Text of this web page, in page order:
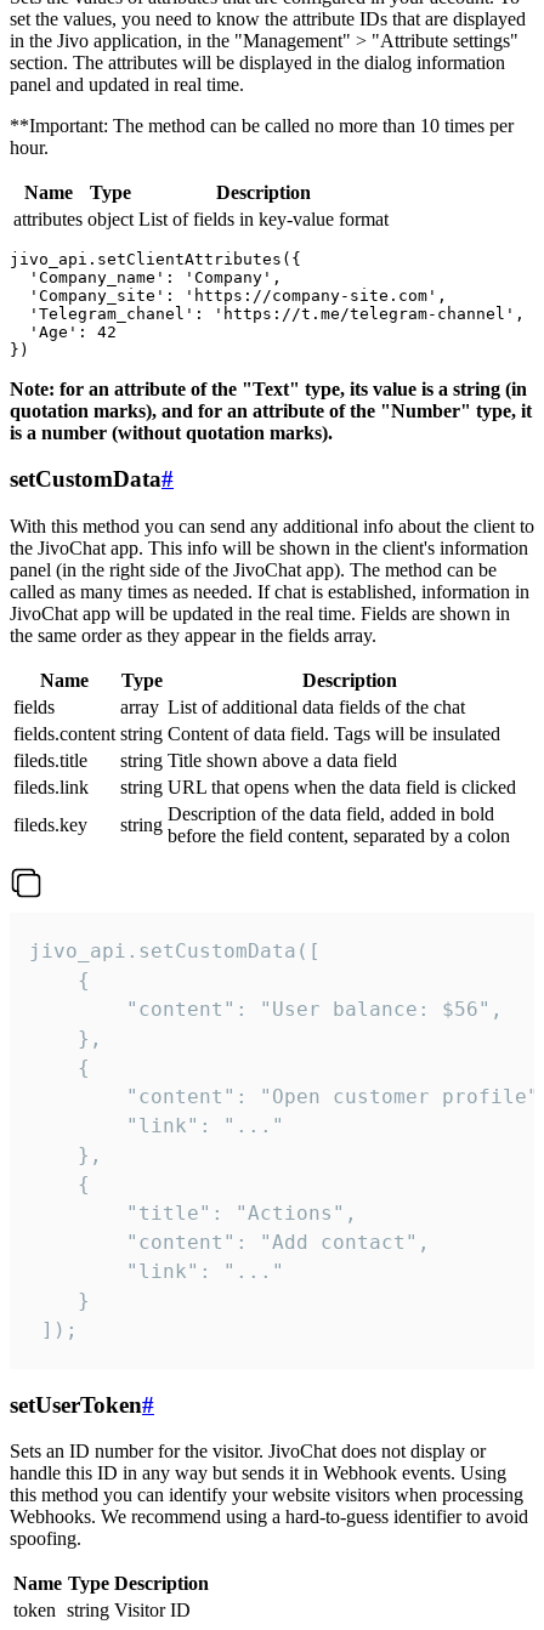
set the values, you need to know the attribute IDs that are displayed
in the Jivo application, in the "Management" > "Attribute settings"
section. The attributes will be displayed in the dialog information
panel and updated in real time.
**Important: The method can be called no more than 10 times per
hour.
Name Type
Description
attributes object List of fields in key-value format
jivo_api.setClientAttributes({
  'Company_name': 'Company',
  'Company_site': 'https://company-site.com',
  'Telegram_chanel': 'https://t.me/telegram-channel',
  'Age': 42
Note: for an attribute of the "Text" type, its value is a string (in
quotation marks), and for an attribute of the "Number" type, it
is a number (without quotation marks).
setCustomData#
With this method you can send any additional info about the client to
the JivoChat app. This info will be shown in the client's information
panel (in the right side of the JivoChat app). The method can be
called as many times as needed. If chat is established, information in
JivoChat app will be updated in the real time. Fields are shown in
the same order as they appear in the fields array.
Name Type
Description
fields
array List of additional data fields of the chat
fields.content string Content of data field. Tags will be insulated
fileds.title
string Title shown above a data field
fileds.link
string URL that opens when the data field is clicked
fileds.key
string
Description of the data field, added in bold
before the field content, separated by a colon
jivo_api.setCustomData([
    {
        "content": "User balance: $56",
    },
    {
"content": "Open customer
        "link": "..."
    },
    {
        "title": "Actions",
        "content": "Add contact",
        "link": "..."
    }
]);
setUserToken#
Sets an ID number for the visitor. JivoChat does not display or
handle this ID in any way but sends it in Webhook events. Using
this method you can identify your website visitors when processing
Webhooks. We recommend using a hard-to-guess identifier to avoid
spoofing.
Name Type Description
token string Visitor ID